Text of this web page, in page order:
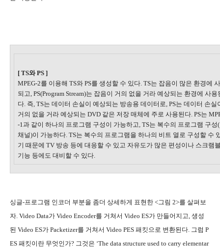
[ TS와 PS ]
MPEG-2를 이용해 TS와 PS를 생성할 수 있다. TS는 잡음이 많은 환경에
되고, PS(Program Stream)는 잡음이 거의 없을 거라 예상되는 환경에 사용
다. 즉, TS는 데이터 손실이 예상되는 방송용 데이터로, PS는 데이터 손실
거의 없을 거라 예상되는 DVD 같은 저장 매체에 주로 사용된다. PS는
-1과 같이 하나의 프로그램 구성이 가능하고, TS는 복수의 프로그램 구성
채널)이 가능하다. TS는 복수의 프로그램을 하나의 비트 열로 구성할 수
기 때문에 TV 방송 등에 대응할 수 있고 자유도가 많은 편성이나 스크램
기능 등에도 대비할 수 있다.
싱글-프로그램 인코더 부분을 좀더 상세하게 표현한 <그림 2>를 살펴보
자. Video Data가 Video Encoder를 거쳐서 Video ES가 만들어지고, 생성
된 Video ES가 Packetizer를 거쳐서 Video PES 패킷으로 변환된다. 그럼 P
ES 패킷이란 무엇인가? 그것은 ‘The data structure used to carry elementar